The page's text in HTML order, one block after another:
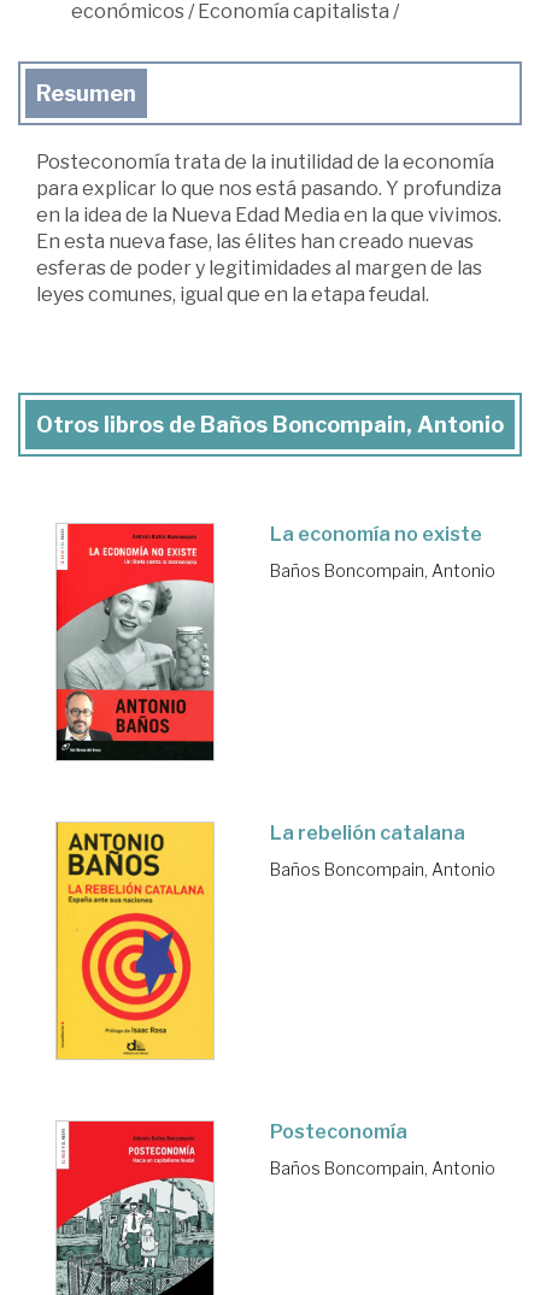
económicos /Economía capitalista /
Resumen
Posteconomía trata de la inutilidad de la economía
para explicar lo que nos está pasando. Y profundiza
en la idea de la Nueva Edad Media en la que vivimos.
En esta nueva fase, las élites han creado nuevas
esferas de poder y legitimidades al margen de las
leyes comunes, igual que en la etapa feudal.
Otros libros de Baños Boncompain, Antonio
La economía no existe
Baños Boncompain, Antonio
La rebelión catalana
Baños Boncompain, Antonio
Posteconomía
Baños Boncompain, Antonio